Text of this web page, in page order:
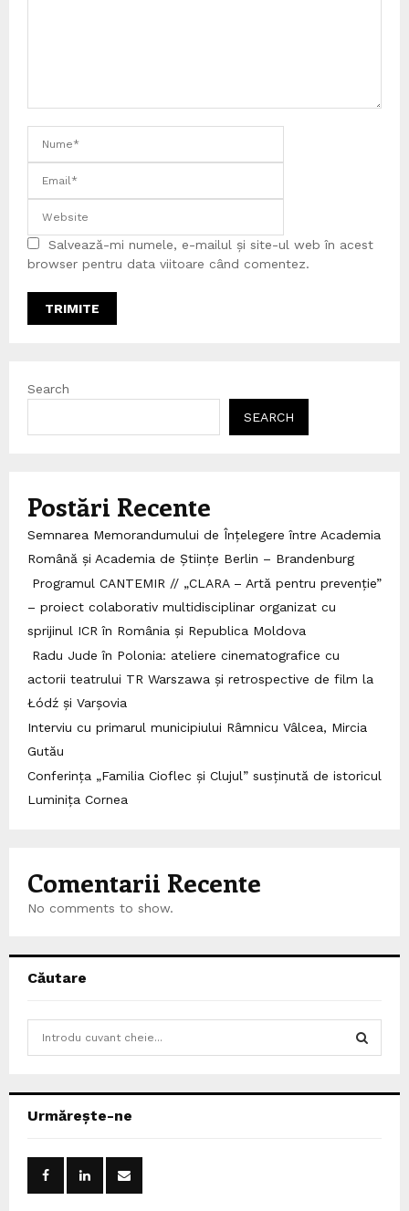
Salvează-mi numele, e-mailul și site-ul web în acest
browser pentru data viitoare când comentez.
Search
SEARCH
Postări Recente
Semnarea Memorandumului de Înțelegere între Academia
Română și Academia de Științe Berlin – Brandenburg
Programul CANTEMIR // „CLARA – Artă pentru prevenție”
– proiect colaborativ multidisciplinar organizat cu
sprijinul ICR în România și Republica Moldova
Radu Jude în Polonia: ateliere cinematografice cu
actorii teatrului TR Warszawa și retrospective de film la
Łódź și Varșovia
Interviu cu primarul municipiului Râmnicu Vâlcea, Mircia
Gutău
Conferința „Familia Cioflec și Clujul” susținută de istoricul
Luminița Cornea
Comentarii Recente
No comments to show.
Căutare
h
Urmărește-ne